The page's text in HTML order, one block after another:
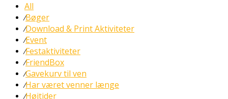
All
⁄Bøger
⁄Download & Print Aktiviteter
⁄Event
⁄Festaktiviteter
⁄FriendBox
⁄Gavekurv til ven
⁄Har været venner længe
⁄Højtider